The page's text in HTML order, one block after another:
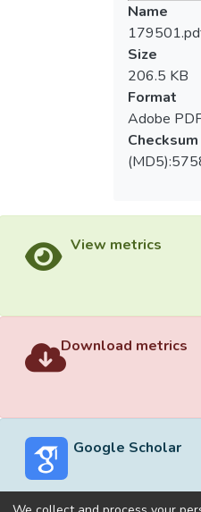
Name
Size
206.5 KB
Format
Adobe
Checksum
View metrics
Download metrics
Google Scholar